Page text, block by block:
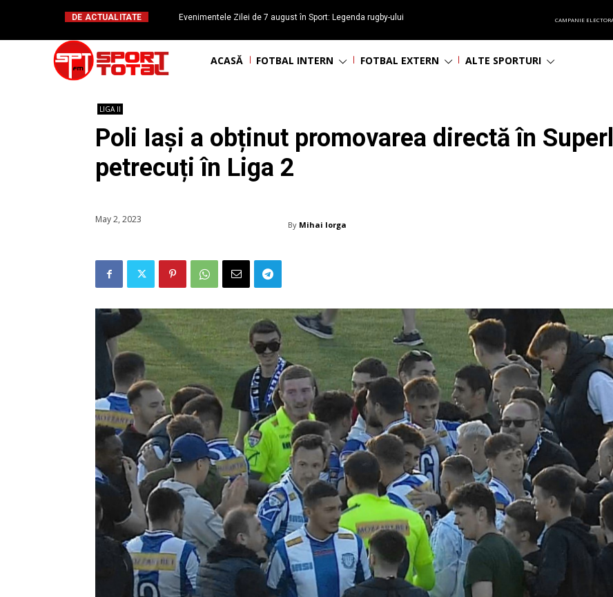
DE ACTUALITATE
Evenimentele Zilei de 7 august în Sport: Legenda rugby-ului
CAMPANIE
ACASĂ FOTBAL INTERN FOTBAL EXTERN ALTE SPORTURI
LIGA II
Poli Iași a obținut promovarea directă în
petrecuți în Liga 2
May 2, 2023 By Mihai Iorga